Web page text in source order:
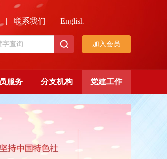
| 联系我们 | English
加入会员
服务 分支机构 党建工作